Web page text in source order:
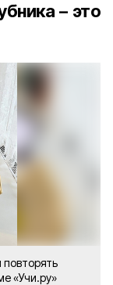
– это
повторять
«Учи.ру»